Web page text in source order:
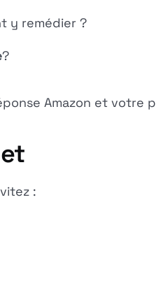
y remédier ?
?
Amazon et votre
: